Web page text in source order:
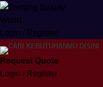
Login / Register
Request Quote
Login / Register